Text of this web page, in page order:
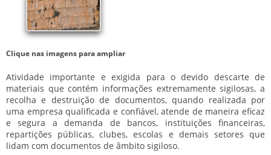
Clique nas imagens para ampliar
Atividade importante e exigida para o devido descarte de
materiais que contém informações extremamente sigilosas, a
recolha e destruição de documentos, quando realizada por
uma empresa qualificada e confiável, atende de maneira eficaz
e segura a demanda de bancos, instituições financeiras,
repartições públicas, clubes, escolas e demais setores que
lidam com documentos de âmbito sigiloso.